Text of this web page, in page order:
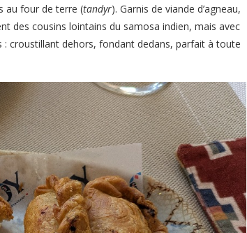
au four de terre (tandyr). Garnis de viande d’agneau,
des cousins lointains du samosa indien, mais avec
: croustillant dehors, fondant dedans, parfait à toute